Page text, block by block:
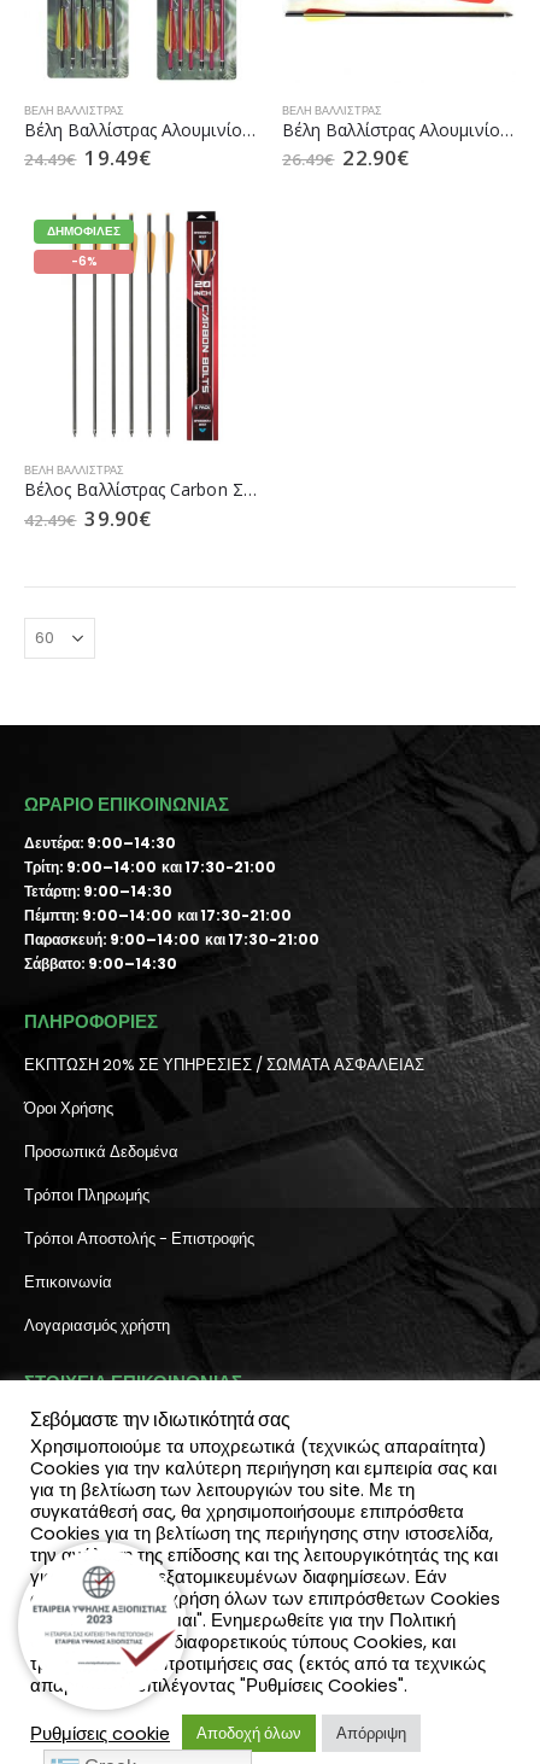
ΒΈΛΗ ΒΑΛΛΊΣΤΡΑΣ
Βέλη Βαλλίστρας Αλουμινίου Σετ 6 τεμάχια Man Kung MK-AL16
24.49€ 19.49€
ΒΈΛΗ ΒΑΛΛΊΣΤΡΑΣ
Βέλη Βαλλίστρας Αλουμινίου Σετ 6 τεμάχια Man Kung MK-AL20
26.49€ 22.90€
ΔΗΜΟΦΙΛΈΣ
-6%
ΒΈΛΗ ΒΑΛΛΊΣΤΡΑΣ
Βέλος Βαλλίστρας Carbon Σετ 6 τεμάχια 20″ της Man Kung
42.49€ 39.90€
ΩΡΑΡΙΟ ΕΠΙΚΟΙΝΩΝΙΑΣ
Δευτέρα: 9:00–14:30
Τρίτη: 9:00–14:00 και 17:30-21:00
Τετάρτη: 9:00–14:30
Πέμπτη: 9:00–14:00 και 17:30-21:00
Παρασκευή: 9:00–14:00 και 17:30-21:00
Σάββατο: 9:00–14:30
ΠΛΗΡΟΦΟΡΙΕΣ
ΕΚΠΤΩΣΗ 20% ΣΕ ΥΠΗΡΕΣΙΕΣ / ΣΩΜΑΤΑ ΑΣΦΑΛΕΙΑΣ
Όροι Χρήσης
Προσωπικά Δεδομένα
Τρόποι Πληρωμής
Τρόποι Αποστολής - Επιστροφής
Επικοινωνία
Λογαριασμός χρήστη
ΣΤΟΙΧΕΙΑ ΕΠΙΚΟΙΝΩΝΙΑΣ
Διεύθυνση:
Πύλη Ιησού 6, Ηράκλειο Κρήτης
ΤΗΛΕΦΩΝΟ:
2810 300 657, 2810 390 668
(Viber & Watsapp): 6940812064
EMAIL:
info@katadromeasclub.gr
SOCIAL
Σεβόμαστε την ιδιωτικότητά σας
Χρησιμοποιούμε τα υποχρεωτικά (τεχνικώς απαραίτητα)
Cookies για την καλύτερη περιήγηση και εμπειρία σας και
για τη βελτίωση των λειτουργιών του site. Με τη
συγκατάθεσή σας, θα χρησιμοποιήσουμε επιπρόσθετα
Cookies για τη βελτίωση της περιήγησης στην ιστοσελίδα,
την ανάλυση της επίδοσης και της λειτουργικότητάς της και
για την παροχή εξατομικευμένων διαφημίσεων. Εάν
συμφωνείς με τη χρήση όλων των επιπρόσθετων Cookies
επίλεξε "Αποδέχομαι". Ενημερωθείτε για την Πολιτική
Cookies και τους διαφορετικούς τύπους Cookies, και
τροποποίησε τις προτιμήσεις σας (εκτός από τα τεχνικώς
απαραίτητα) επιλέγοντας "Ρυθμίσεις Cookies".
Ρυθμίσεις cookie
Αποδοχή όλων Απόρριψη